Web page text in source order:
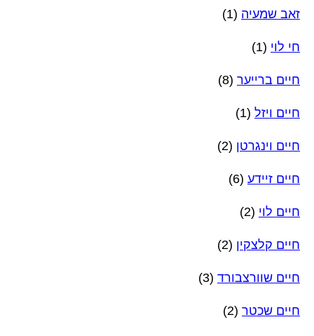
זאב שמעיה (1)
חי לוי (1)
חיים ברייער (8)
חיים ויזל (1)
חיים וינגרטן (2)
חיים זיידע (6)
חיים לוי (2)
חיים קלצקין (2)
חיים שוורצבורד (3)
חיים שכטר (2)